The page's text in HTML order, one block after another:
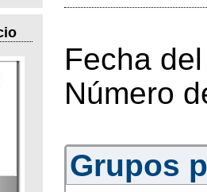
Fecha
Número
Grupos